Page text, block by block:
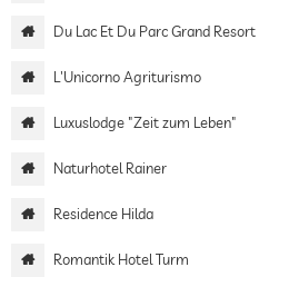
Du Lac Et Du Parc Grand Resort
L'Unicorno Agriturismo
Luxuslodge "Zeit zum Leben"
Naturhotel Rainer
Residence Hilda
Romantik Hotel Turm